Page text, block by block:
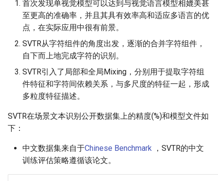
首次发现单视觉模型可以达到与视觉语言模型相媲美甚
至更高的准确率，并且其具有效率高和适应多语言的优
点，在实际应用中很有前景。
SVTR从字符组件的角度出发，逐渐的合并字符组件，
自下而上地完成字符的识别。
SVTR引入了局部和全局Mixing，分别用于提取字符组
件特征和字符间依赖关系，与多尺度的特征一起，形成
多粒度特征描述。
SVTR在场景文本识别公开数据集上的精度(%)和模型文件如
下：
中文数据集来自于Chinese Benchmark ，SVTR的中文
训练评估策略遵循该论文。